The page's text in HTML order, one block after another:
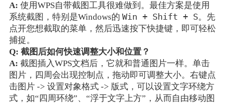
A: 使用WPS自带截图工具很难做到。最佳方案是使用
系统截图，特别是Windows的 Win + Shift + S。先
点开您想截取的菜单，然后迅速按下快捷键，即可轻松
捕捉。
Q: 截图后如何快速调整大小和位置？
A: 截图插入WPS文档后，它就和普通图片一样。单击
图片，四周会出现控制点，拖动即可调整大小。右键点
击图片 -> 设置对象格式-> 版式，可以设置文字环绕方
式，如“四周环绕”、“浮于文字上方”，从而自由移动图